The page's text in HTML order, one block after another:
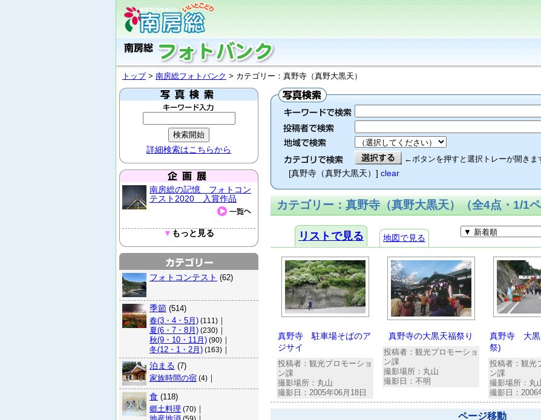
トップ> 南房総フォトバンク > カテゴリー：真野寺（真野大黒天）
詳細検索はこちらから
南房総の記憶 フォトコン
テスト2020 入賞作品
▼ もっと見る
フォトコンテスト (62)
季節 (514)
春(3・4・5月) (111) ｜
夏(6・7・8月) (230) ｜
秋(9・10・11月) (90) ｜
冬(12・1・2月) (163) ｜
泊まる (7)
家族時間の宿 (4) ｜
食 (118)
郷土料理 (70) ｜
←ボタンを押すと選択トレーが開きま
[真野寺（真野大黒天）] clear
カテゴリー：真野寺（真野大黒天）（全4点・1/1
リストで見る 地図で見る
真野寺 駐車場そばのア
ジサイ
投稿者：観光プロモーショ
ン課
撮影場所：丸山
撮影日：2005年06月18日
真野寺の大黒天福祭り
投稿者：観光プロモーショ
ン課
撮影場所：丸山
撮影日：不明
真野寺 大黒
祭)
投稿者：観光
ン課
撮影場所：丸
撮影日：2006
ページ移動